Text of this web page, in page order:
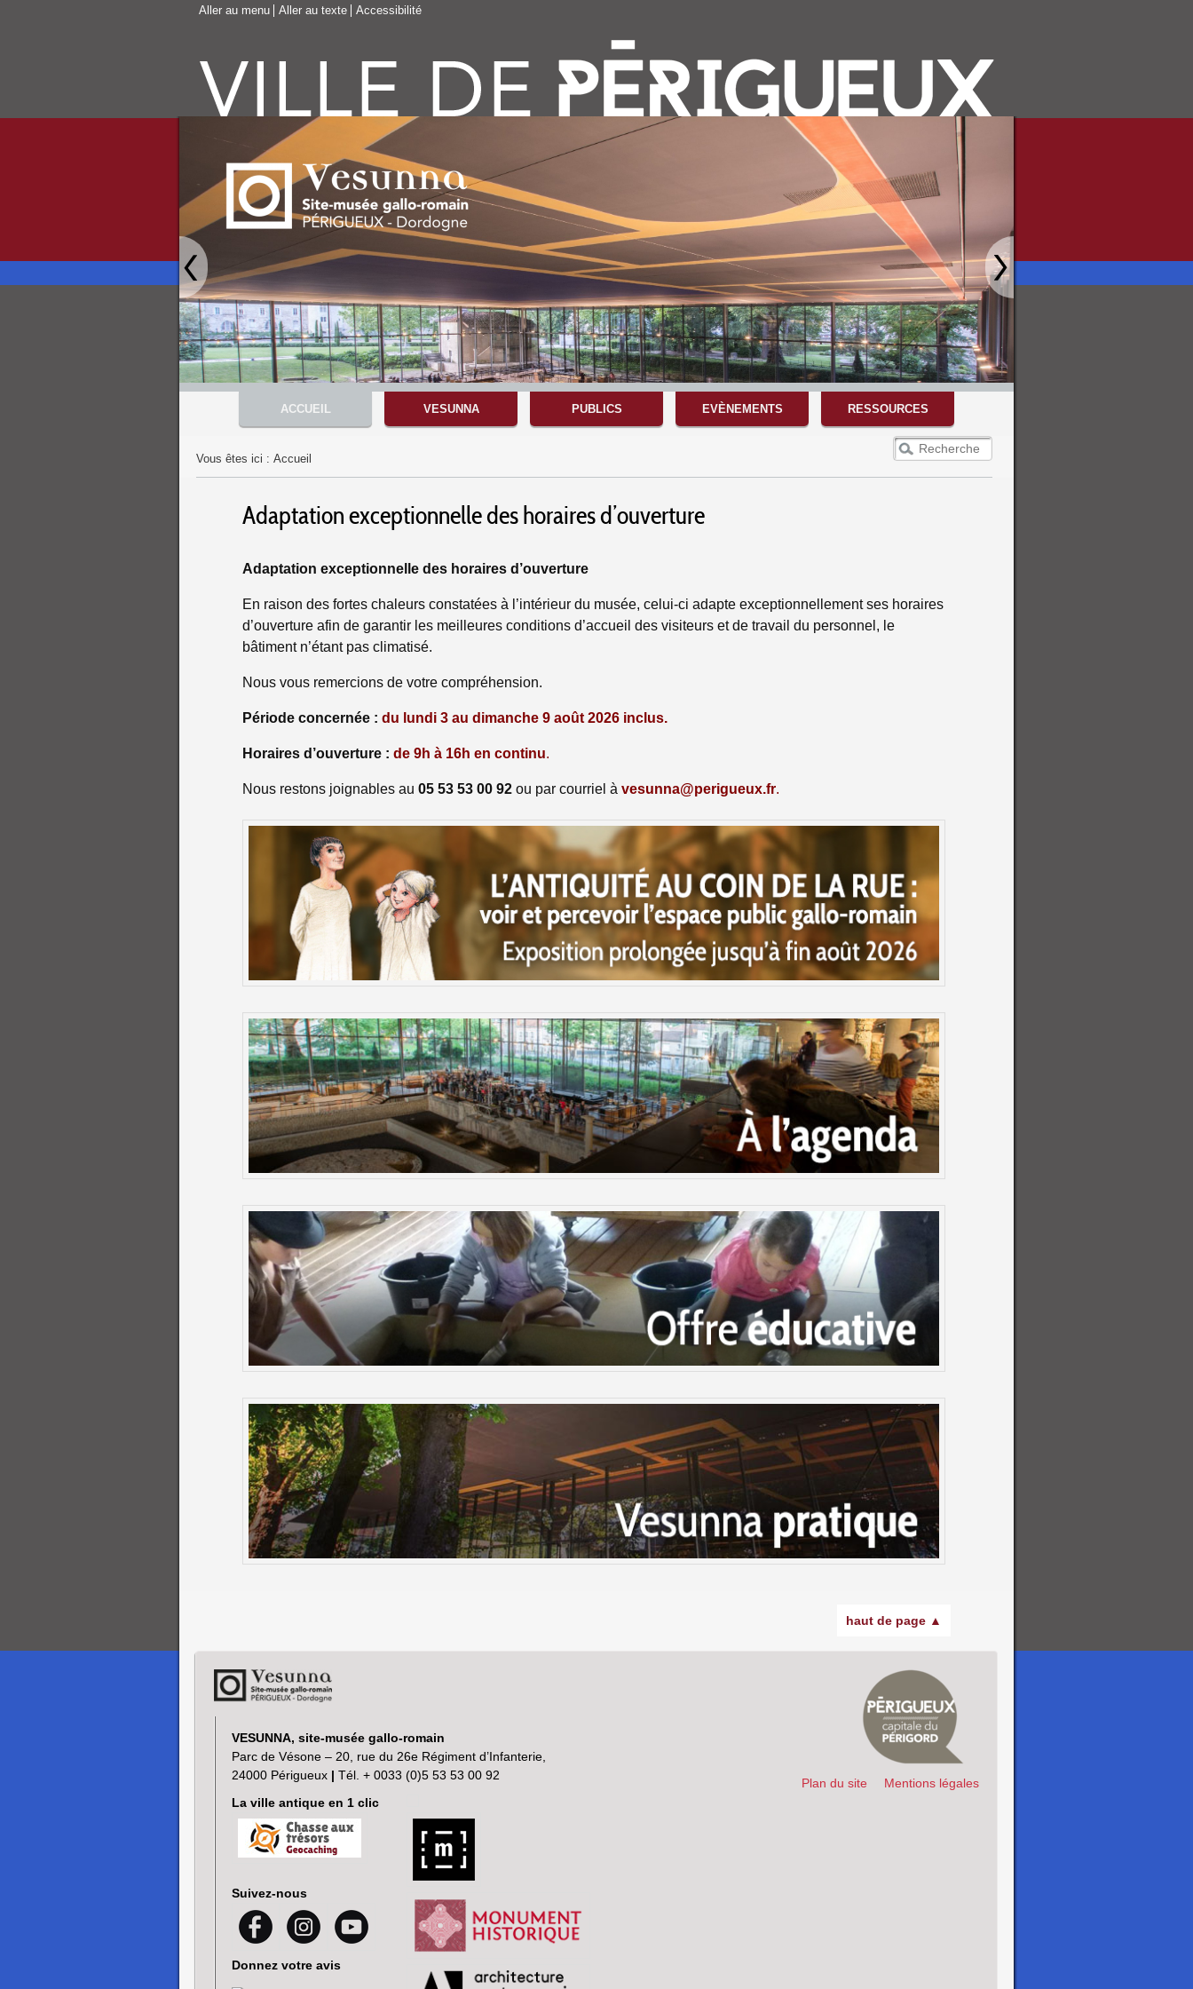
Aller au menu Aller au texte Accessibilité
Menu principal
ACCUEIL VESUNNA PUBLICS EVÈNEMENTS RESSOURCES
Vous êtes ici : Accueil
Adaptation exceptionnelle des horaires d’ouverture
Adaptation exceptionnelle des horaires d’ouverture
En raison des fortes chaleurs constatées à l’intérieur du musée, celui-ci adapte exceptionnellement ses horaires
d’ouverture afin de garantir les meilleures conditions d’accueil des visiteurs et de travail du personnel, le
bâtiment n’étant pas climatisé.
Nous vous remercions de votre compréhension.
Période concernée : du lundi 3 au dimanche 9 août 2026 inclus.
Horaires d’ouverture : de 9h à 16h en continu.
Nous restons joignables au05 53 53 00 92 ou par courriel à vesunna@perigueux.fr.
haut de page ▲
VESUNNA, site-musée gallo-romain
Parc de Vésone – 20, rue du 26e Régiment d’Infanterie,
24000 Périgueux | Tél. + 0033 (0)5 53 53 00 92
La ville antique en 1 clic
Suivez-nous
Donnez votre avis
Plan du site Mentions légales